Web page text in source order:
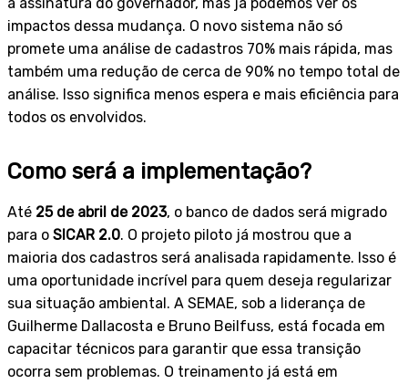
impactos dessa mudança. O novo sistema não só
promete uma análise de cadastros 70% mais rápida, mas
também uma redução de cerca de 90% no tempo total de
análise. Isso significa menos espera e mais eficiência para
todos os envolvidos.
Como será a implementação?
Até 25 de abril de 2023, o banco de dados será migrado
para o SICAR 2.0. O projeto piloto já mostrou que a
maioria dos cadastros será analisada rapidamente. Isso é
uma oportunidade incrível para quem deseja regularizar
sua situação ambiental. A SEMAE, sob a liderança de
Guilherme Dallacosta e Bruno Beilfuss, está focada em
capacitar técnicos para garantir que essa transição
ocorra sem problemas. O treinamento já está em